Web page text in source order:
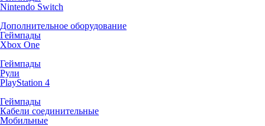
Nintendo Switch
Дополнительное оборудование
Геймпады
Xbox One
Геймпады
Рули
PlayStation 4
Геймпады
Кабели соединительные
Мобильные